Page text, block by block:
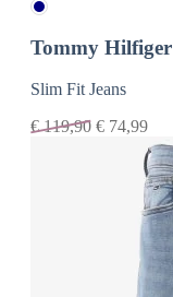
Tommy Hilfiger
Slim Fit Jeans
€119,90 € 74,99